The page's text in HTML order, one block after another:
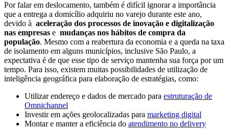
Por falar em deslocamento, também é difícil ignorar a importância
que a entrega a domicílio adquiriu no varejo durante este ano,
devido à aceleração dos processos de inovação e digitalização
nas empresas e mudanças nos hábitos de compra da
população. Mesmo com a reabertura da economia e a queda na taxa
de isolamento em alguns municípios, inclusive São Paulo, a
expectativa é de que esse tipo de serviço mantenha sua força por um
tempo. Para isso, existem muitas possibilidades de utilização de
inteligência geográfica para elaboração de estratégias, como:
Utilizar endereço e dados de mercado para estruturação de
Omnichannel
Investir em ações geolocalizadas para marketing digital
Montar e manter a eficiência do atendimento no delivery